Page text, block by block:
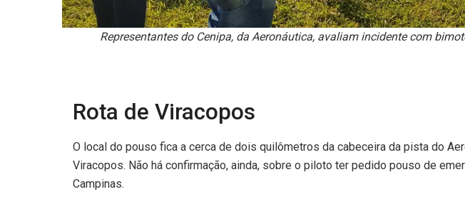
Representantes do Cenipa, da Aeronáutica, avaliam incidente com
Rota de Viracopos
O local do pouso fica a cerca de dois quilômetros da cabeceira da pista do
Viracopos. Não há confirmação, ainda, sobre o piloto ter pedido pouso de
Campinas.